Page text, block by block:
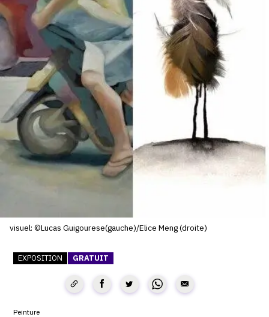
SERVICES
CRÉER SON CATALOGUE RAISONNÉ
ABONNEMENTS DÉDIÉS AUX GALERISTES
CRÉER SON SITE ARTISTE
CRÉER SON CATALOGUE D'EXPO
PUBLIER SES EXPOSITIONS
DEVENIR CONTRIBUTEUR
À PROPOS D'OAM
CONTACT
visuel: ©Lucas Guigourese(gauche)/Elice Meng (droite)
EXPOSITION GRATUIT
Peinture